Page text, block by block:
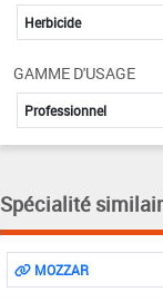
Herbicide
GAMME D'USAGE
Professionnel
Spécialité
MOZZAR